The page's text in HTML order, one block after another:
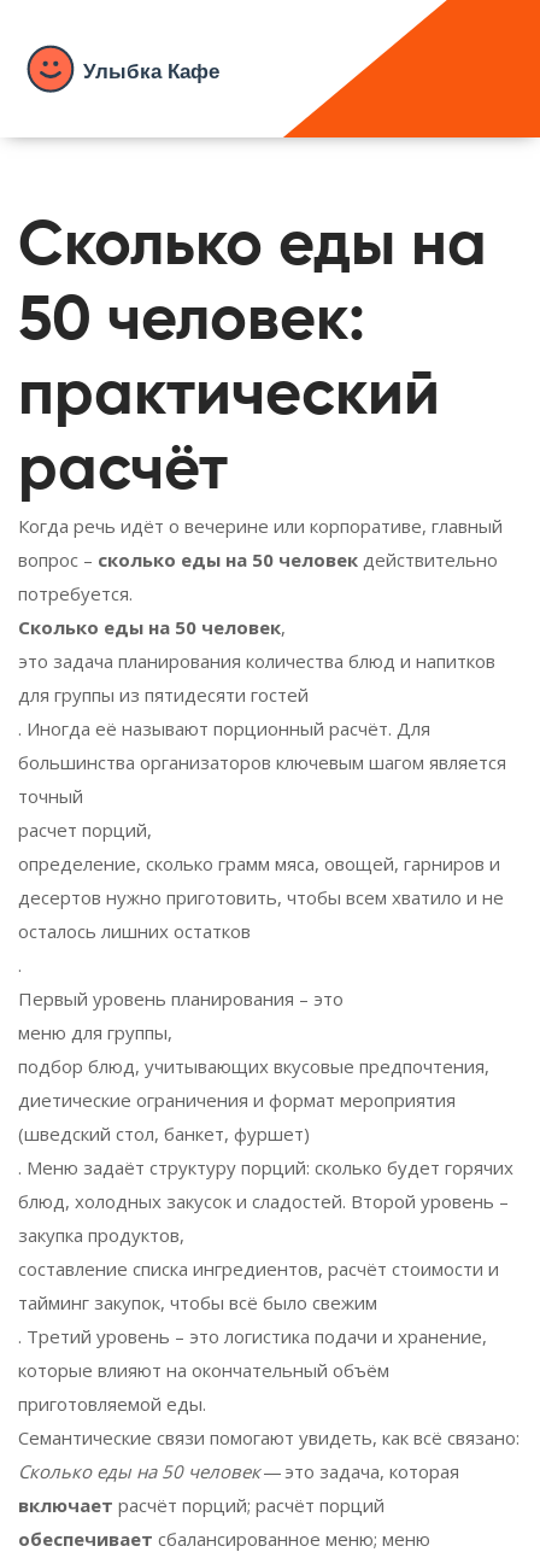
Сколько еды на
50 человек:
практический
расчёт
Когда речь идёт о вечерине или корпоративе, главный
вопрос – сколько еды на 50 человек действительно
потребуется.
Сколько еды на 50 человек,
это задача планирования количества блюд и напитков
для группы из пятидесяти гостей
. Иногда её называют порционный расчёт. Для
большинства организаторов ключевым шагом является
точный
расчет порций,
определение, сколько грамм мяса, овощей, гарниров и
десертов нужно приготовить, чтобы всем хватило и не
осталось лишних остатков
.
Первый уровень планирования – это
меню для группы,
подбор блюд, учитывающих вкусовые предпочтения,
диетические ограничения и формат мероприятия
(шведский стол, банкет, фуршет)
. Меню задаёт структуру порций: сколько будет горячих
блюд, холодных закусок и сладостей. Второй уровень –
закупка продуктов,
составление списка ингредиентов, расчёт стоимости и
тайминг закупок, чтобы всё было свежим
. Третий уровень – это логистика подачи и хранение,
которые влияют на окончательный объём
приготовляемой еды.
Семантические связи помогают увидеть, как всё связано:
Сколько еды на 50 человек— это задача, которая
включает расчёт порций; расчёт порций
обеспечивает сбалансированное меню; меню